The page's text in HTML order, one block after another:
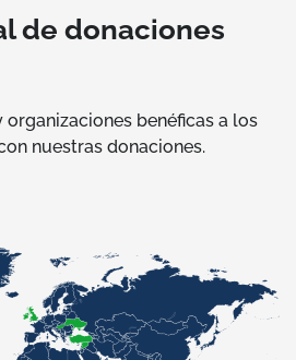
de donaciones
organizaciones benéficas a los
nuestras donaciones.